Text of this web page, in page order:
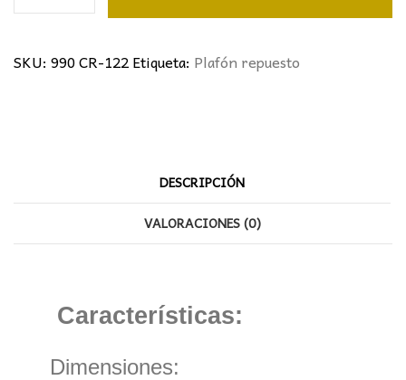
plafón
SKU: 990 CR-122Etiqueta: Plafón repuesto
DESCRIPCIÓN
VALORACIONES (0)
Características:
Dimensiones: